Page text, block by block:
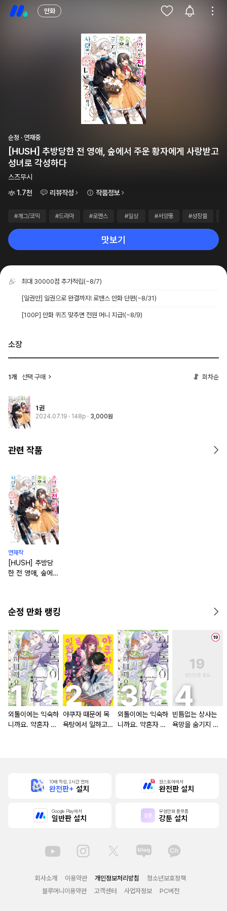
만화
순정 · 연재중
[HUSH] 추방당한 전 영애, 숲에서 주운 황자에게 사랑받고
성녀로 각성하다
스즈무시
1.7천
리뷰작성 작품정보
#개그/코믹 #드라마 #로맨스 #일상 #서양풍 #성장물
맛보기
최대 30000점 추가적립(~8/7)
[일권만] 일권으로 완결까지! 로맨스 만화 단편(~8/31)
[100P] 만화 퀴즈 맞추면 전원 머니 지급!(~8/9)
소장
1개 선택 구매 회차순
1권
2024.07.19 · 148p 3,000원
관련 작품
연재작
[HUSH] 추방당
한 전 영애, 숲에서
순정 만화 랭킹
외톨이에는 익숙하
니까요. 약혼자 방
야쿠자 때문에 목
욕탕에서 일하고
외톨이에는 익숙하
니까요. 약혼자 방
빈틈없는 상사는
욕망을 숨기지 않
10배 적립, 2시간 먼저
완전판+ 설치
원스토어에서
완전판 설치
Google Play에서
일반판 설치
무협만화 플랫폼
강툰 설치
회사소개 이용약관 개인정보처리방침
청소년보호정책
블루머니이용약관
고객센터 사업자정보 PC버전